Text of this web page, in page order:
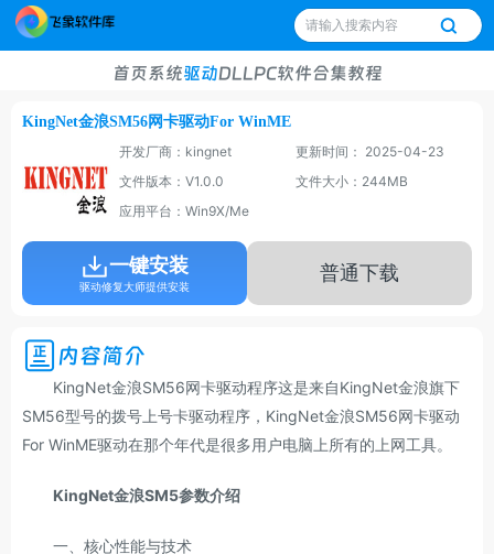
首页系统驱动DLLPC软件合集教程
KingNet金浪SM56网卡驱动For WinME
开发厂商：kingnet
更新时间： 2025-04-23
文件版本：V1.0.0
文件大小：244MB
应用平台：Win9X/Me
一键安装
驱动修复大师提供安装
普通下载
内容简介
KingNet金浪SM56网卡驱动程序这是来自KingNet金浪旗下
SM56型号的拨号上号卡驱动程序，KingNet金浪SM56网卡驱动
For WinME驱动在那个年代是很多用户电脑上所有的上网工具。
KingNet金浪SM5参数介绍
一、核心性能与技术